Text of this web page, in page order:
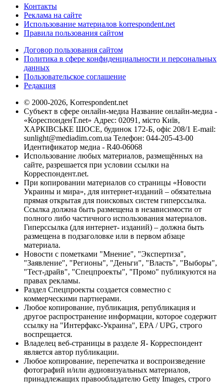
Контакты
Реклама на сайте
Использование материалов korrespondent.net
Правила пользования сайтом
Договор пользования сайтом
Политика в сфере конфиденциальности и персональных
данных
Пользовательское соглашение
Редакция
© 2000-2026, Korrespondent.net
Субъект в сфере онлайн-медиа Название онлайн-медиа -
«КореспонденТ.net» Адрес: 02091, місто Київ,
ХАРКІВСЬКЕ ШОСЕ, будинок 172-Б, офіс 208/1 E-mail:
sunlight@mediadim.com.ua Телефон: 044-205-43-00
Идентификатор медиа - R40-06068
Использование любых материалов, размещённых на
сайте, разрешается при условии ссылки на
Корреспондент.net.
При копировании материалов со страницы «Новости
Украины и мира», для интернет-изданий – обязательна
прямая открытая для поисковых систем гиперссылка.
Ссылка должна быть размещена в независимости от
полного либо частичного использования материалов.
Гиперссылка (для интернет- изданий) – должна быть
размещена в подзаголовке или в первом абзаце
материала.
Новости с пометками "Мнение", "Экспертиза",
"Заявление", "Регионы", "Деньги", "Власть", "Выборы",
"Тест-драйв", "Спецпроекты", "Промо" публикуются на
правах рекламы.
Раздел Спецпроекты создается совместно с
коммерческими партнерами.
Любое копирование, публикация, републикация и
другое распространение информации, которое содержит
ссылку на "Интерфакс-Украина", EPA / UPG, строго
воспрещается.
Владелец веб-страницы в разделе Я- Корреспондент
является автор публикации.
Любое копирование, перепечатка и воспроизведение
фотографий и/или аудиовизуальных материалов,
принадлежащих правообладателю Getty Images, строго